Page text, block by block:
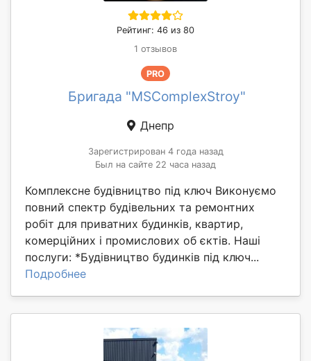
Рейтинг: 46 из 80
1 отзывов
PRO
Бригада "MSComplexStroy"
Днепр
Зарегистрирован 4 года назад
Был на сайте 22 часа назад
Комплексне будівництво під ключ Виконуємо
повний спектр будівельних та ремонтних
робіт для приватних будинків, квартир,
комерційних і промислових об єктів. Наші
послуги: *Будівництво будинків під ключ...
Подробнее